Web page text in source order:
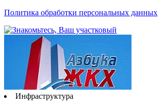
Политика обработки персональных данных
Инфраструктура